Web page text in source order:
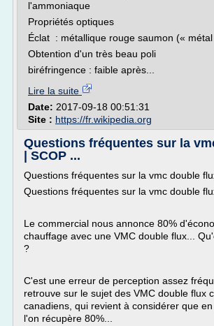
l'ammoniaque
Propriétés optiques
Éclat : métallique rouge saumon («
Obtention d'un très beau poli
biréfringence : faible après...
Lire la suite
Date: 2017-09-18 00:51:31
Site : https://fr.wikipedia.org
Questions fréquentes sur la
| SCOP ...
Questions fréquentes sur la vmc double
Questions fréquentes sur la vmc double
Le commercial nous annonce 80%
chauffage avec une VMC double flux...
?
C'est une erreur de perception assez
retrouve sur le sujet des VMC double flux
canadiens, qui revient à considérer que
l'on récupère 80%...